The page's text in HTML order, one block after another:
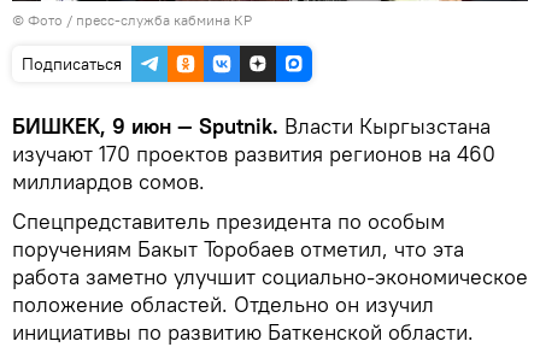
© Фото / пресс-служба кабмина КР
Подписаться
БИШКЕК, 9 июн — Sputnik. Власти Кыргызстана
изучают 170 проектов развития регионов на 460
миллиардов сомов.
Спецпредставитель президента по особым
поручениям Бакыт Торобаев отметил, что эта
работа заметно улучшит социально-экономическое
положение областей. Отдельно он изучил
инициативы по развитию Баткенской области.